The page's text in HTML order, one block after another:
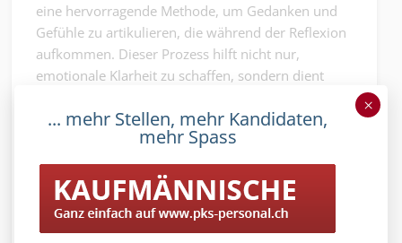
eine hervorragende Methode, um Gedanken und
Gefühle zu artikulieren, die während der Reflexion
aufkommen. Dieser Prozess hilft nicht nur,
emotionale Klarheit zu schaffen, sondern dient
Entwicklung.
Meditationsapps bieten eine strukturierte
Anleitung, um stille Momente der Reflexion zu
kultivieren, während sie gleichzeitig das
Bewusstsein für den gegenwärtigen Moment
schärfen und zur mentalen Entspannung beitragen.
... mehr Stellen, mehr Kandidaten,
mehr Spass
×